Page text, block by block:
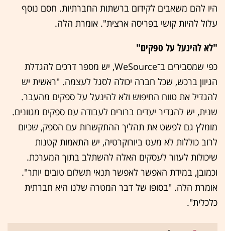
היו להם משאבים לקידום ברשתות החברתיות. חסם נוסף
עלול להיות קושי בפריסה ארצית". אומרת הלה.
"לא להינעל על ספקים"
כפי שמסבירים ב־WeSource, יש מספר דרכים להגדלת
הגיוון ברכש, שכל חברה יכולה לסגל לעצמה. "ראשית יש
להגדיל את טווח החיפוש ולא להינעל על ספקים מהעבר.
שנית, יש להגדיר יעדים ברורים לעבודה עם ספקים מגוונים.
מומלץ גם לפשט את תהליך ההתקשרות עם הספק, שכיום
לרוב כוללות לא מעט ביורוקרטיה, יש התאמות קטנות
שיכולות לעזור לעסקים האלה להשתלב בתוך המערכת.
וכמובן, במידת האפשר לאפשר תנאי תשלום טובים יותר".
אומרת הלה. "בסופו של דבר המטרה שלנו היא חברתית
כלכלית".